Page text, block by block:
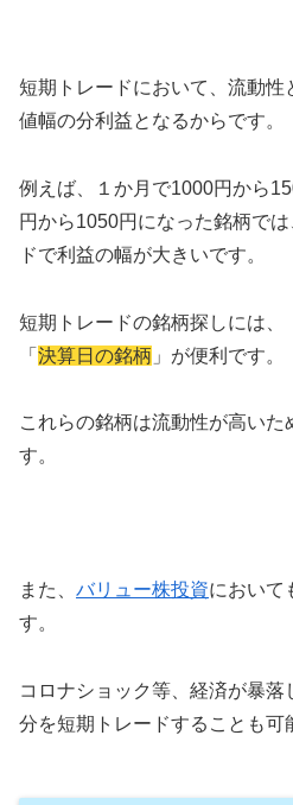
短期トレードにおいて、流動性
値幅の分利益となるからです。
例えば、１か月で1000円から
円から1050円になった銘柄で
ドで利益の幅が大きいです。
短期トレードの銘柄探しには、
「 決算日の銘柄 」が便利です。
これらの銘柄は流動性が高い
す。
また、 バリュー株投資において
す。
コロナショック等、経済が暴
分を短期トレードすることも可